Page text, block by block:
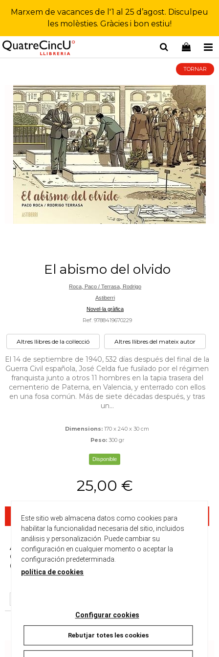
Marxem de vacances de l'1 al 25 d’agost. Disculpeu
les molèsties. Gràcies i bon estiu!
TORNAR
El abismo del olvido
Roca, Paco / Terrasa, Rodrigo
Astiberri
Novel·la gràfica
Ref. 9788419670229
Altres llibres de la col·lecció Altres llibres del mateix autor
El 14 de septiembre de 1940, 532 días después del final de la
Guerra Civil española, José Celda fue fusilado por el régimen
franquista junto a otros 11 hombres en la tapia trasera del
cementerio de Paterna, en Valencia, y enterrado con ellos
en una fosa común. Más de siete décadas después, y tras
un...
Dimensions: 170 x 240 x 30 cm
Peso: 300 gr
Disponible
25,00 €
Disponibilitat a les nostres botigues
Alella
Carrer del Mig, 36
08328
Alella
Este sitio web almacena datos como cookies para
habilitar la funcionalidad necesaria del sitio, incluidos
análisis y personalización. Puede cambiar su
configuración en cualquier momento o aceptar la
configuración predeterminada.
política de cookies
Configurar cookies
Rebutjar totes les cookies